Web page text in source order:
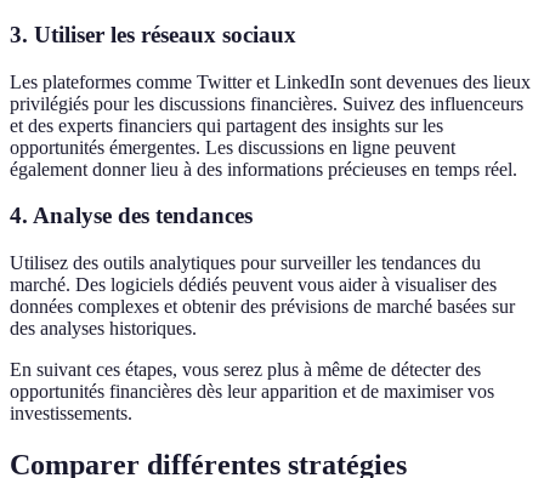
3. Utiliser les réseaux sociaux
Les plateformes comme Twitter et LinkedIn sont devenues des lieux
privilégiés pour les discussions financières. Suivez des influenceurs
et des experts financiers qui partagent des insights sur les
opportunités émergentes. Les discussions en ligne peuvent
également donner lieu à des informations précieuses en temps réel.
4. Analyse des tendances
Utilisez des outils analytiques pour surveiller les tendances du
marché. Des logiciels dédiés peuvent vous aider à visualiser des
données complexes et obtenir des prévisions de marché basées sur
des analyses historiques.
En suivant ces étapes, vous serez plus à même de détecter des
opportunités financières dès leur apparition et de maximiser vos
investissements.
Comparer différentes stratégies